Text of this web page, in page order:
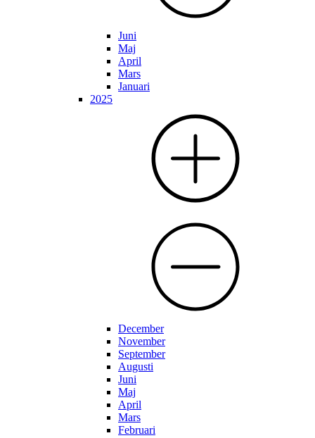
Juni
Maj
April
Mars
Januari
2025
December
November
September
Augusti
Juni
Maj
April
Mars
Februari